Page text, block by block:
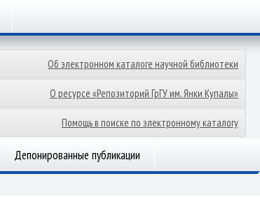
Об электронном каталоге научной библиотеки
О ресурсе «Репозиторий ГрГУ им. Янки Купалы»
Помощь в поиске по электронному каталогу
Депонированные публикации